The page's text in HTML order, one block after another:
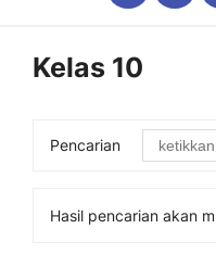
Kelas 10
Pencarian
Hasil pencarian akan